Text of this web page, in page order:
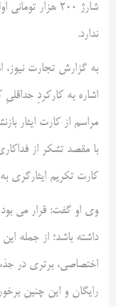
شارژ ۲۰۰ هزار
ندارد.
به گزارش تجارت نیوز،
اشاره به کارکردِ
مراسم از کارت ایثار
با مقصد تشکر از
کارت تکریم ایثارگری
وی او گفت: قرار می بود
داشته باشد؛ از جمله
اختصاصی، برتری در
رایگان و این چنین